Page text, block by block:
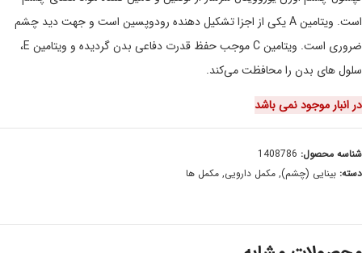
است. ویتامین A یکی از اجزا تشکیل دهنده رودوپسین است و جهت دید چشم
ضروری است. ویتامین C موجب حفظ قدرت دفاعی بدن گردیده و ویتامین E،
سلول های بدن را محافظت می‌کند.
در انبار موجود نمی باشد
شناسه محصول: 1408786
دسته: بینایی (چشم), مکمل دارویی, مکمل ها